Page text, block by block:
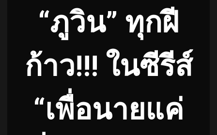
“ภูวิน” ทุกฝี
ก้าว!!! ในซีรีส์
“เพื่อนายแค่